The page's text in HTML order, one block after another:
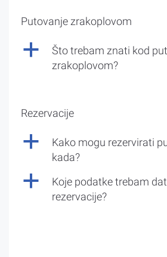
Putovanje zrakoplovom
a
Što trebam znati kod
zrakoplovom?
Rezervacije
a
Kako mogu rezervirati
kada?
a
Koje podatke trebam
rezervacije?